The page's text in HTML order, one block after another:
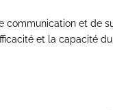
communication et de
et la capacité